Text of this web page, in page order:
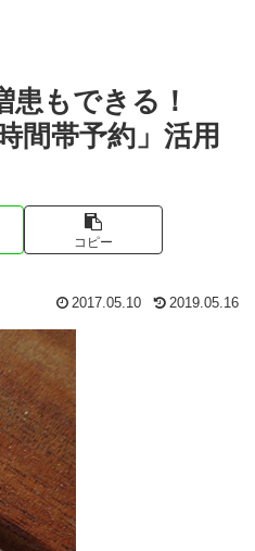
もできる！
間帯予約」活用
コピー
2017.05.10 2019.05.16